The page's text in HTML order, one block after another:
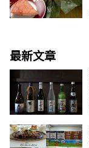
最新文章